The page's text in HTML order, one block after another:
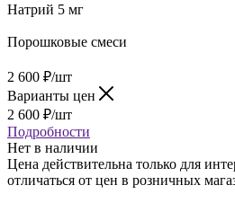
Натрий 5 мг
Порошковые смеси
2 600 ₽/шт
Варианты цен
2 600 ₽/шт
Подробности
Нет в наличии
Цена действительна только для
отличаться от цен в розничных